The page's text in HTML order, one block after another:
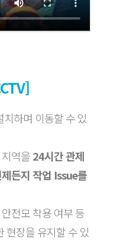
하며 이동할 수 있
역을24시간 관제
든지 작업 Issue를
전모 착용 여부 등
현장을 유지할 수 있